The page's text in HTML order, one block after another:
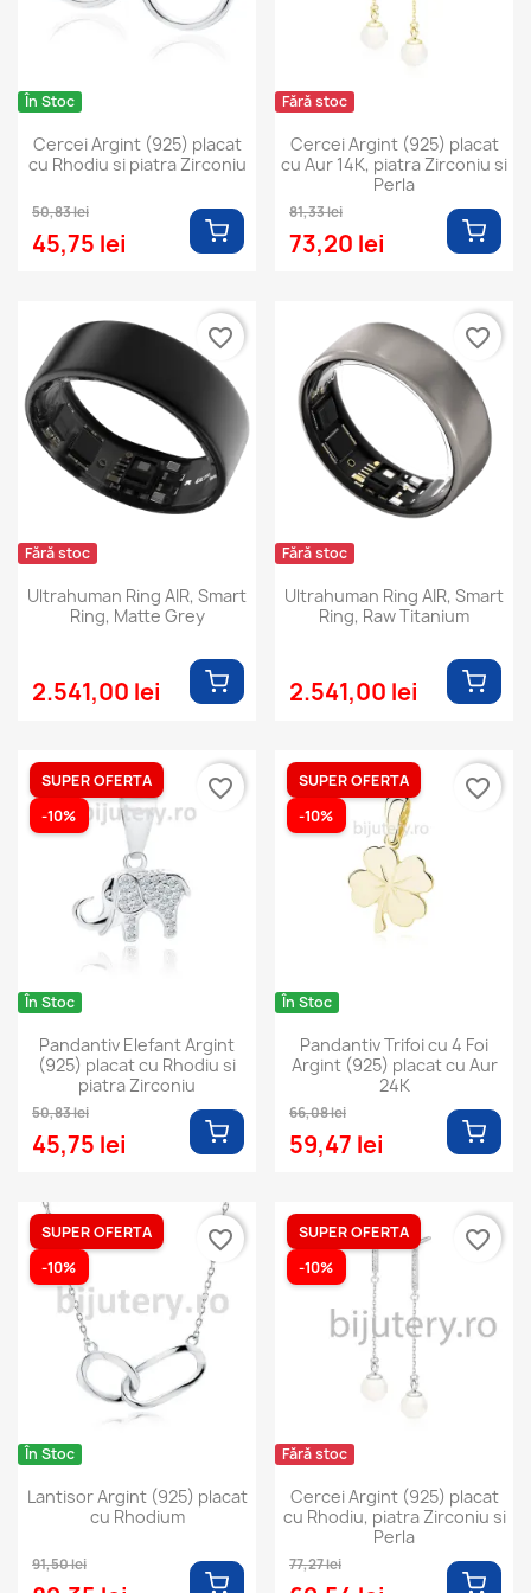
În Stoc
Cercei Argint (925) placat
cu Rhodiu si piatra Zirconiu
50,83 lei
45,75 lei
Fără stoc
Cercei Argint (925) placat
cu Aur 14K, piatra Zirconiu si
Perla
81,33 lei
73,20 lei
Fără stoc
Ultrahuman Ring AIR, Smart
Ring, Matte Grey
2.541,00 lei
favorite_border
Fără stoc
Ultrahuman Ring AIR, Smart
Ring, Raw Titanium
2.541,00 lei
favorite_border
În Stoc
Pandantiv Elefant Argint
(925) placat cu Rhodiu si
piatra Zirconiu
50,83 lei
45,75 lei
SUPER OFERTA
-10%
favorite_border
În Stoc
Pandantiv Trifoi cu 4 Foi
Argint (925) placat cu Aur
24K
66,08 lei
59,47 lei
SUPER OFERTA
-10%
favorite_border
În Stoc
Lantisor Argint (925) placat
cu Rhodium
91,50 lei
SUPER OFERTA
-10%
favorite_border
Fără stoc
Cercei Argint (925) placat
cu Rhodiu, piatra Zirconiu si
Perla
77,27 lei
SUPER OFERTA
-10%
favorite_border